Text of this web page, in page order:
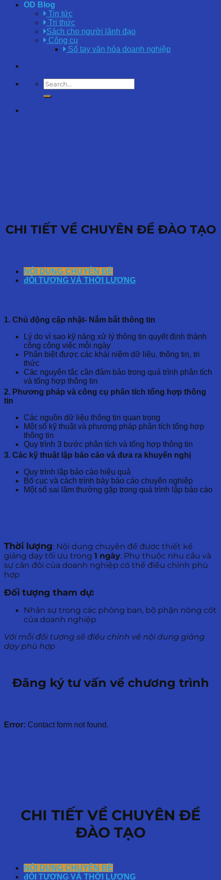
OD Blog
Tin tức
Tri thức
Sách cho người lãnh đạo
Công cụ
Sổ tay văn hóa doanh nghiệp
CHI TIẾT VỀ CHUYÊN ĐỀ ĐÀO TẠO
NỘI DUNG CHUYÊN ĐỀ
đỐI TƯỢNG VÀ THỜI LƯỢNG
1. Chủ động cập nhật- Nắm bắt thông tin
Lý do vì sao kỹ năng xử lý thông tin quyết định thành
công công việc mỗi ngày
Phân biệt được các khái niệm dữ liệu, thông tin, tri
thức
Các nguyên tắc cần đảm bảo trong quá trình phân tích
và tổng hợp thông tin
2. Phương pháp và công cụ phân tích tổng hợp thông
tin
Các nguồn dữ liệu thông tin quan trọng
Một số kỹ thuật và phương pháp phân tích tổng hợp
thông tin
Quy trình 3 bước phân tích và tổng hợp thông tin
3. Các kỹ thuật lập báo cáo và đưa ra khuyến nghị
Quy trình lập báo cáo hiệu quả
Bố cục và cách trình bày báo cáo chuyên nghiệp
Một số sai lầm thường gặp trong quá trình lập báo cáo
Thời lượng: Nội dung chuyên đề được thiết kế
giảng dạy tối ưu trong 1 ngày. Phụ thuộc nhu cầu và
sự cân đôi của doanh nghiệp có thể điều chỉnh phù
hợp
Đối tượng tham dự:
Nhân sự trong các phòng ban, bộ phận nòng cốt
của doanh nghiệp
Với mỗi đối tượng sẽ điều chỉnh về nội dung giảng
dạy phù hợp
Đăng ký tư vấn về chương trình
Error: Contact form not found.
CHI TIẾT VỀ CHUYÊN ĐỀ
ĐÀO TẠO
NỘI DUNG CHUYÊN ĐỀ
đỐI TƯỢNG VÀ THỜI LƯỢNG